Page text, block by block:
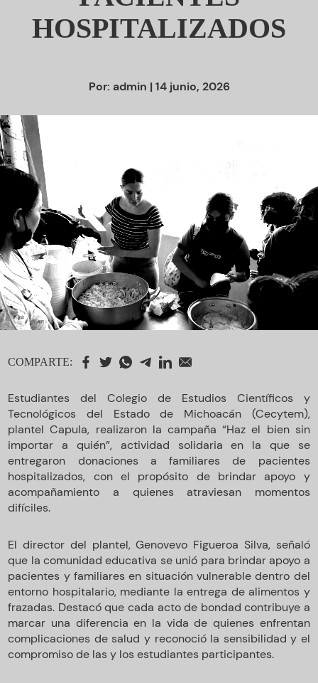
HOSPITALIZADOS
Por: admin | 14 junio, 2026
COMPARTE:
Estudiantes del Colegio de Estudios Científicos y
Tecnológicos del Estado de Michoacán (Cecytem),
plantel Capula, realizaron la campaña “Haz el bien sin
importar a quién”, actividad solidaria en la que se
entregaron donaciones a familiares de pacientes
hospitalizados, con el propósito de brindar apoyo y
acompañamiento a quienes atraviesan momentos
difíciles.
El director del plantel, Genovevo Figueroa Silva, señaló
que la comunidad educativa se unió para brindar apoyo a
pacientes y familiares en situación vulnerable dentro del
entorno hospitalario, mediante la entrega de alimentos y
frazadas. Destacó que cada acto de bondad contribuye a
marcar una diferencia en la vida de quienes enfrentan
complicaciones de salud y reconoció la sensibilidad y el
compromiso de las y los estudiantes participantes.